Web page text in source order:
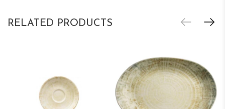
RELATED PRODUCTS